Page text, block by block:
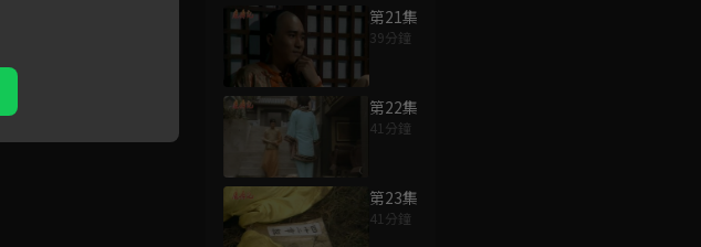
第21集
39分鐘
第22集
41分鐘
第23集
41分鐘